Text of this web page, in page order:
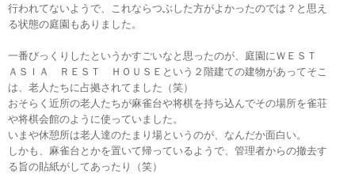
行われてないようで、これならつぶした方がよかったのでは？と思え
る状態の庭園もありました。
一番びっくりしたというかすごいなと思ったのが、庭園にＷＥＳＴ
ＡＳＩＡ ＲＥＳＴ ＨＯＵＳＥという２階建ての建物があってそこ
は、老人たちに占拠されてました（笑）
おそらく近所の老人たちが麻雀台や将棋を持ち込んでその場所を雀荘
や将棋会館のように使っていました。
いまや休憩所は老人達のたまり場というのが、なんだか面白い。
しかも、麻雀台とかを置いて帰っているようで、管理者からの撤去す
る旨の貼紙がしてあったり（笑）